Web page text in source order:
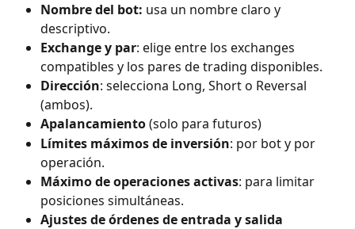
Nombre del bot: usa un nombre claro y
descriptivo.
Exchange y par: elige entre los exchanges
compatibles y los pares de trading disponibles.
Dirección: selecciona Long, Short o Reversal
(ambos).
Apalancamiento (solo para futuros)
Límites máximos de inversión: por bot y por
operación.
Máximo de operaciones activas: para limitar
posiciones simultáneas.
Ajustes de órdenes de entrada y salida